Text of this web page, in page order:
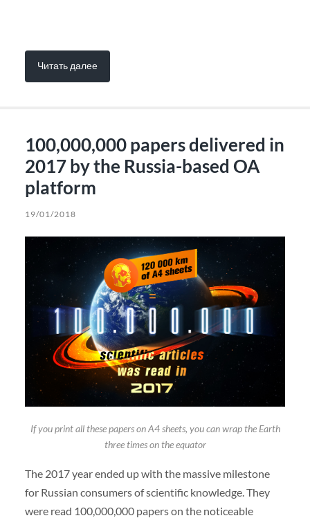
Читать далее
100,000,000 papers delivered in
2017 by the Russia-based OA
platform
19/01/2018
If you print all these papers on A4 sheets, you can wrap the Earth
three times on the equator
The 2017 year ended up with the massive milestone
for Russian consumers of scientific knowledge. They
were read 100,000,000 papers on the noticeable